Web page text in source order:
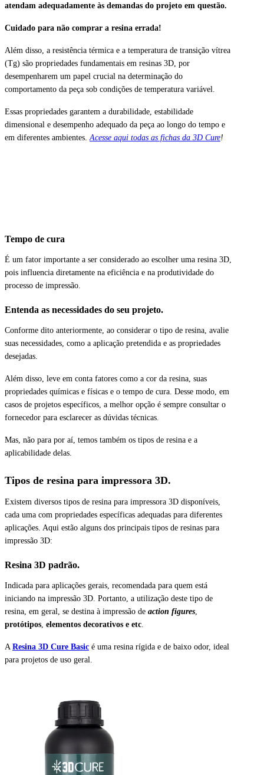
atendam adequadamente às demandas do projeto em questão.
Cuidado para não comprar a resina errada!
Além disso, a resistência térmica e a temperatura de transição vítrea
(Tg) são propriedades fundamentais em resinas 3D, por
desempenharem um papel crucial na determinação do
comportamento da peça sob condições de temperatura variável.
Essas propriedades garantem a durabilidade, estabilidade
dimensional e desempenho adequado da peça ao longo do tempo e
em diferentes ambientes. Acesse aqui todas as fichas da 3D Cure!
Tempo de cura
É um fator importante a ser considerado ao escolher uma resina 3D,
pois influencia diretamente na eficiência e na produtividade do
processo de impressão.
Entenda as necessidades do seu projeto.
Conforme dito anteriormente, ao considerar o tipo de resina, avalie
suas necessidades, como a aplicação pretendida e as propriedades
desejadas.
Além disso, leve em conta fatores como a cor da resina, suas
propriedades químicas e físicas e o tempo de cura. Desse modo, em
casos de projetos específicos, a melhor opção é sempre consultar o
fornecedor para esclarecer as dúvidas técnicas.
Mas, não para por aí, temos também os tipos de resina e a
aplicabilidade delas.
Tipos de resina para impressora 3D.
Existem diversos tipos de resina para impressora 3D disponíveis,
cada uma com propriedades específicas adequadas para diferentes
aplicações. Aqui estão alguns dos principais tipos de resinas para
impressão 3D:
Resina 3D padrão.
Indicada para aplicações gerais, recomendada para quem está
iniciando na impressão 3D. Portanto, a utilização deste tipo de
resina, em geral, se destina à impressão de action figures
protótipos elementos decorativos e etc
A Resina 3D Cure Basic é uma resina rígida e de baixo odor, ideal
para projetos de uso geral.